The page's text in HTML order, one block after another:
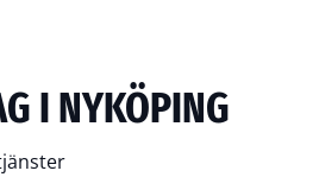
I NYKÖPING